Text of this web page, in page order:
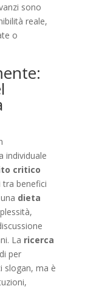
sono
reale,
o
individuale
critico
benefici
dieta
La ricerca
per
slogan, ma è